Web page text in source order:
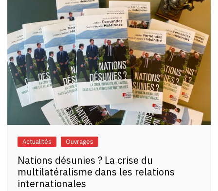
Actualités Ouvrages
Nations désunies ? La crise du
multilatéralisme dans les relations
internationales